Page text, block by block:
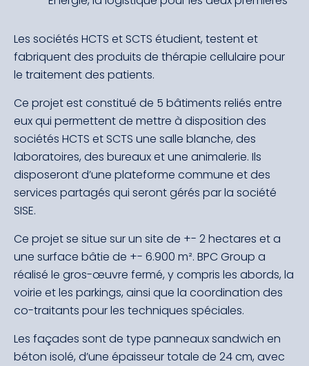
Les sociétés HCTS et SCTS étudient, testent et
fabriquent des produits de thérapie cellulaire pour
le traitement des patients.
Ce projet est constitué de 5 bâtiments reliés entre
eux qui permettent de mettre à disposition des
sociétés HCTS et SCTS une salle blanche, des
laboratoires, des bureaux et une animalerie. Ils
disposeront d’une plateforme commune et des
services partagés qui seront gérés par la société
SISE.
Ce projet se situe sur un site de +- 2 hectares et a
une surface bâtie de +- 6.900 m². BPC Group a
réalisé le gros-œuvre fermé, y compris les abords, la
voirie et les parkings, ainsi que la coordination des
co-traitants pour les techniques spéciales.
Les façades sont de type panneaux sandwich en
béton isolé, d’une épaisseur totale de 24 cm, avec